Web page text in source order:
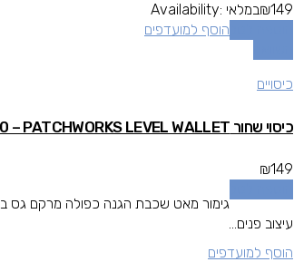
₪149
Availability: במלאי
הוסף למועדפים
כיסויים
כיסוי שחור GALAXY NOTE 10 – PATCHWORKS LEVEL WALLET
₪149
גימור מאט שכבת הגנה כפולה מרקם גס
עיצוב פנים...
הוסף למועדפים